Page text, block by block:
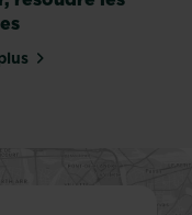
Légumes racines :